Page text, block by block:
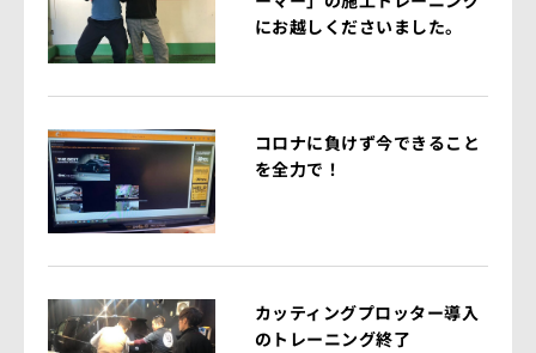
にお越しくださいました。
コロナに負けず今できること
を全力で！
カッティングプロッター導入
のトレーニング終了